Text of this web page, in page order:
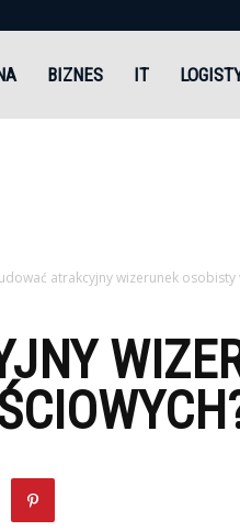
BIZNES IT
atrakcyjny wizerunek